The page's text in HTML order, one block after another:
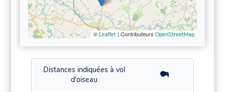
© Leaflet| Contributeurs OpenStreetMap
Distances indiquées à vol
d'oiseau